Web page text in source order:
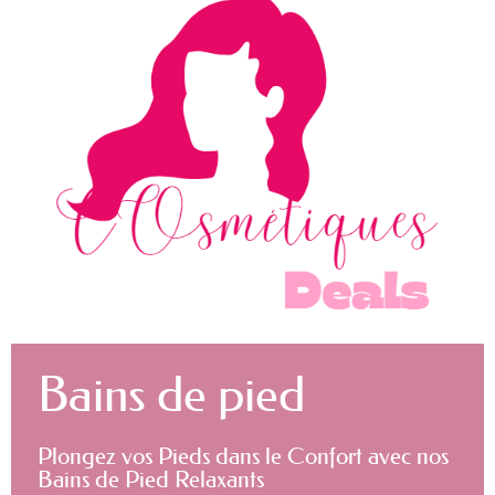
Bains de pied
Plongez vos Pieds dans le Confort avec nos
Bains de Pied Relaxants